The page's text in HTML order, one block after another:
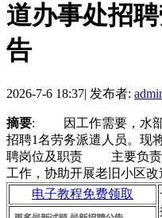
道办事处招
告
2026-7-6 18:37| 发布者:
摘要: 因工作需要，水部
招聘1名劳务派遣人员。
聘岗位及职责 主要负责
工作，协助开展老旧小区
电子教程免费领取